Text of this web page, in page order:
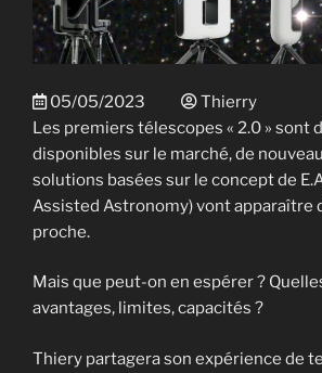
05/05/2023
Thierry
Les premiers télescopes « 2.0 » sont
disponibles sur le marché, de
solutions basées sur le concept de
Assisted Astronomy) vont apparaître
proche.
Mais que peut-on en espérer ?
avantages, limites, capacités ?
Thiery partagera son expérience de